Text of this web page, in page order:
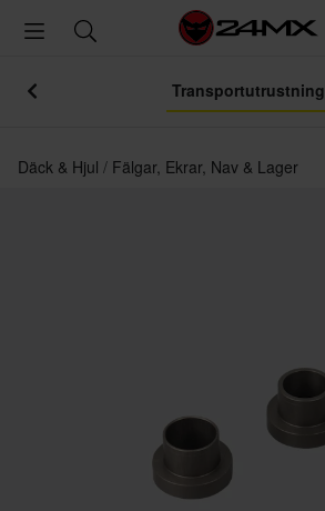
Transportutrustning
Däck & Hjul Fälgar, Ekrar, Nav & Lager